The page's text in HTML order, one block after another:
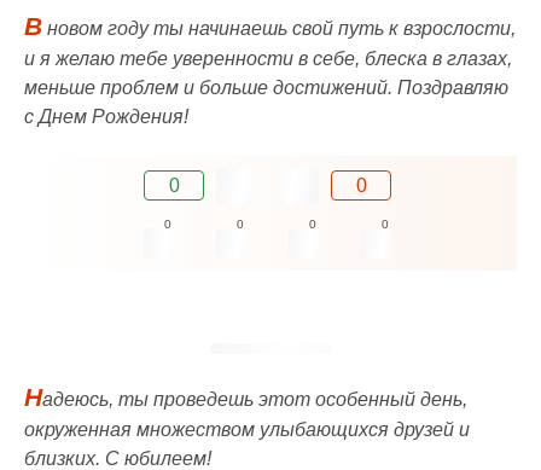
В новом году ты начинаешь свой путь к взрослости,
и я желаю тебе уверенности в себе, блеска в глазах,
меньше проблем и больше достижений. Поздравляю
с Днем Рождения!
0 0
0 0 0 0
Надеюсь, ты проведешь этот особенный день,
окруженная множеством улыбающихся друзей и
близких. С юбилеем!